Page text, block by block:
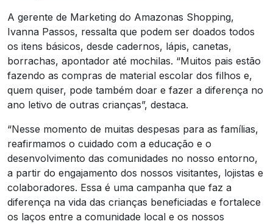
A gerente de Marketing do Amazonas Shopping,
Ivanna Passos, ressalta que podem ser doados todos
os itens básicos, desde cadernos, lápis, canetas,
borrachas, apontador até mochilas. “Muitos pais estão
fazendo as compras de material escolar dos filhos e,
quem quiser, pode também doar e fazer a diferença no
ano letivo de outras crianças”, destaca.
“Nesse momento de muitas despesas para as famílias,
reafirmamos o cuidado com a educação e o
desenvolvimento das comunidades no nosso entorno,
a partir do engajamento dos nossos visitantes, lojistas e
colaboradores. Essa é uma campanha que faz a
diferença na vida das crianças beneficiadas e fortalece
os laços entre a comunidade local e os nossos